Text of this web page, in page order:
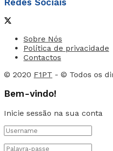
Redes Sociais
Sobre Nós
Política de privacidade
Contactos
© 2020 F1PT - © Todos os
Bem-vindo!
Inicie sessão na sua conta